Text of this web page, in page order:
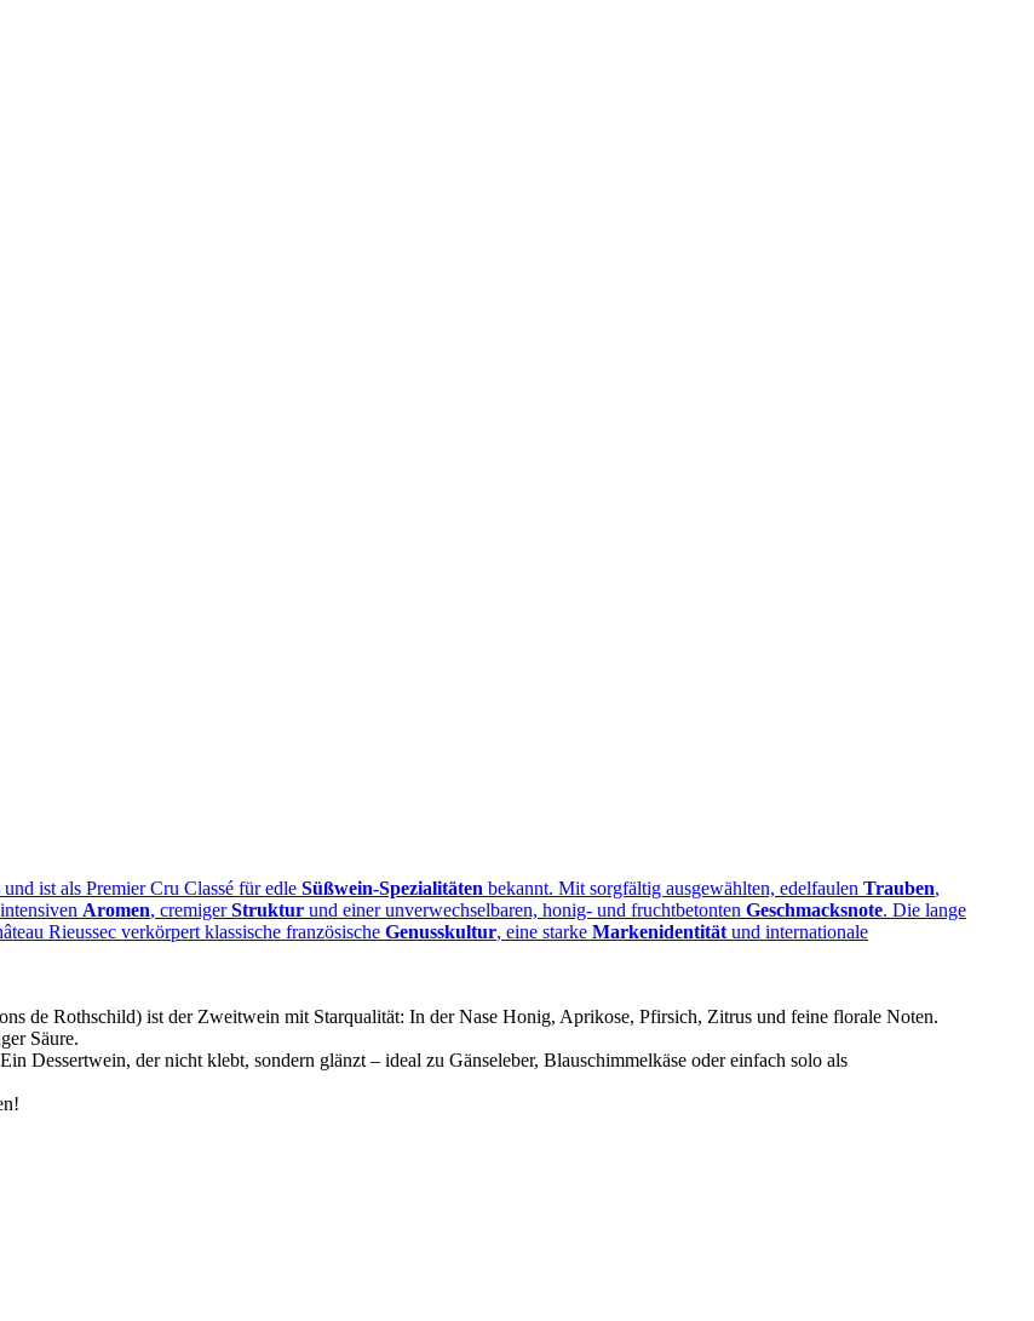
und ist als Premier Cru Classé für edle Süßwein‑Spezialitäten bekannt. Mit sorgfältig ausgewählten, edelfaulen Trauben,
Aromen, cremigerStruktur und einer unverwechselbaren, honig‑ und fruchtbetonten Geschmacksnote. Die lange
Rieussec verkörpert klassische französische Genusskultur, eine starke Markenidentität und internationale
de Rothschild) ist der Zweitwein mit Starqualität: In der Nase Honig, Aprikose, Pfirsich, Zitrus und feine florale Noten.
Säure.
Dessertwein, der nicht klebt, sondern glänzt – ideal zu Gänseleber, Blauschimmelkäse oder einfach solo als